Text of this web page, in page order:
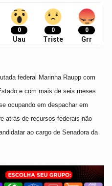
0
Uau
0
Triste
0
Grr
federal Marinha Raupp com
e com mais de seis meses
ocupando em despachar em
atrás de recursos federais não
ao cargo de Senadora da